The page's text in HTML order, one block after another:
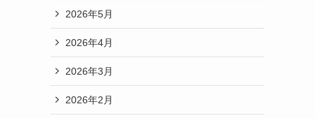
2026年5月
2026年4月
2026年3月
2026年2月